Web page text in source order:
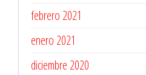
febrero 2021
enero 2021
diciembre 2020